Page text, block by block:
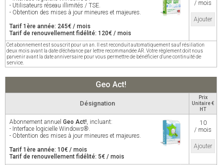
- Utilisateurs réseau illimités / TSE.
- Obtention des mises à jour mineures et majeures.
Tarif 1ère année: 245€ / mois
Tarif de renouvellement fidélité: 120€ / mois
/ mois
Ajouter
Cet abonnement est souscrit pour un an. Il est reconduit automatiquement sauf résiliation
deux mois avant la date d'échéance par lettre recommandée AR. Votre règlement doit nous
parvenir avant la date anniversaire pour vous permettre de bénéficier d'une continuité de
service.
Geo Act!
Désignation
Prix
Unitaire €
HT
Abonnement annuel Geo Act!, incluant:
- Interface logicielle Windows®.
- Obtention des mises à jour mineures et majeures.
Tarif 1ère année: 10€ / mois
Tarif de renouvellement fidélité: 5€ / mois
10
/ mois
Ajouter